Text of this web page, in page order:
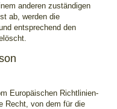
anderen zuständigen
ab, werden die
entsprechend den
Europäischen Richtlinien-
Recht, von dem für die